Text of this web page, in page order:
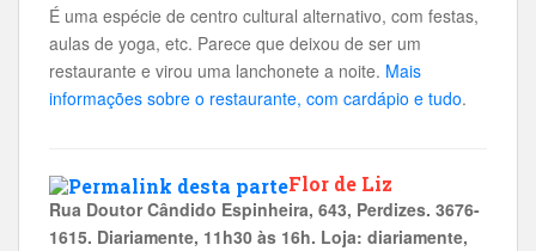
É uma espécie de centro cultural alternativo, com festas,
aulas de yoga, etc. Parece que deixou de ser um
restaurante e virou uma lanchonete a noite. Mais
informações sobre o restaurante, com cardápio e tudo.
Flor de Liz
Rua Doutor Cândido Espinheira, 643, Perdizes. 3676-
1615. Diariamente, 11h30 às 16h. Loja: diariamente,